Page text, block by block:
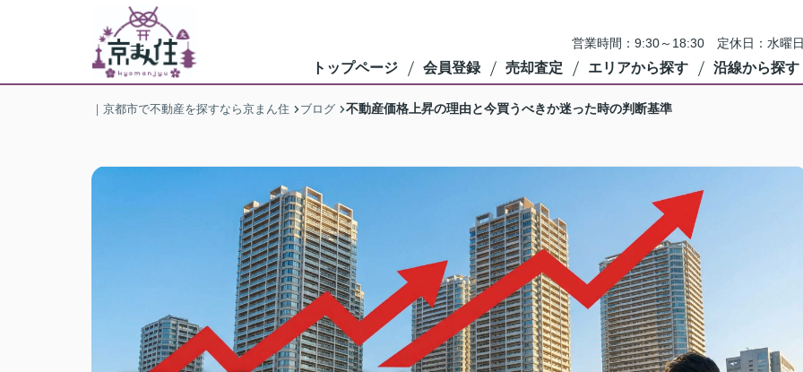
営業時間：9:30～18:30 定休日：水曜
トップページ 会員登録 売却査定 エリアから探す 沿線から探す
｜京都市で不動産を探すなら京まん住 ブログ 不動産価格上昇の理由と今買うべきか迷った時の判断基準